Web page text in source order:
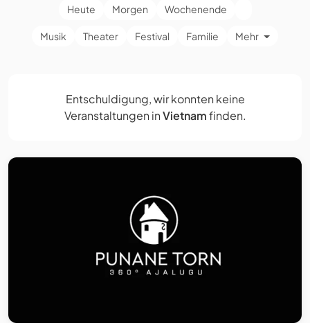
Heute Morgen Wochenende
Musik Theater Festival Familie Mehr
Entschuldigung, wir konnten keine
Veranstaltungen inVietnamfinden.